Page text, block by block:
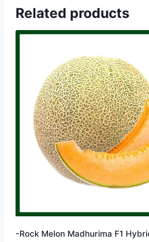
Related products
-Rock Melon Madhurima F1